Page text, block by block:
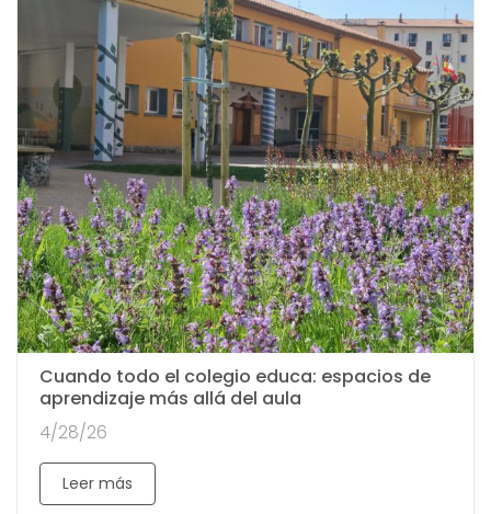
Cuando todo el colegio educa: espacios de
aprendizaje más allá del aula
4/28/26
Leer más